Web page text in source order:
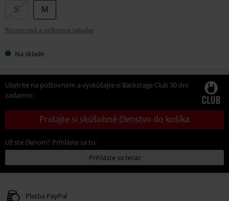
Vyberte
veľkosť
S M
Rozmerová a veľkostná tabuľka
Na sklade
Ušetrite na poštovnom a vyskúšajte si Backstage Club 30 dní
zadarmo:
Pridajte si skúšobné členstvo do košíka
Už ste členom? Prihláste sa tu:
Prihláste sa teraz
Platba PayPal